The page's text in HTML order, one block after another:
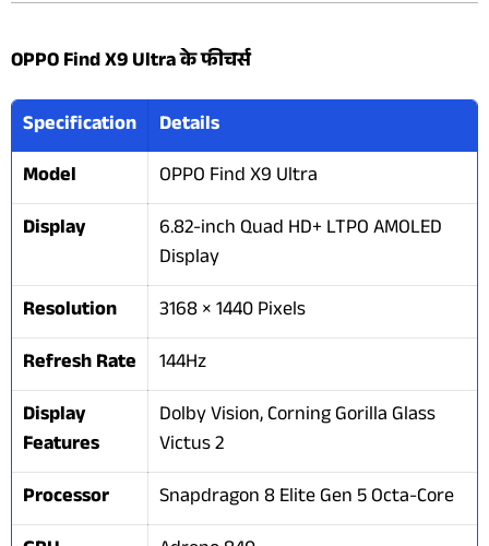
OPPO Find X9 Ultra के फीचर्स
Specification
Details
Model
OPPO Find X9 Ultra
Display
6.82-inch Quad HD+ LTPO AMOLED
Display
Resolution
3168 × 1440 Pixels
Refresh Rate
144Hz
Display
Features
Dolby Vision, Corning Gorilla Glass
Victus 2
Processor
Snapdragon 8 Elite Gen 5 Octa-Core